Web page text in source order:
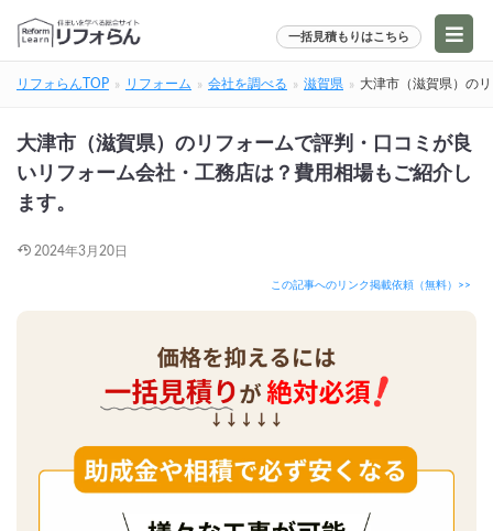
一括見積もりはこちら
リフォらんTOP リフォーム 会社を調べる 滋賀県 大津市（滋賀県）の
大津市（滋賀県）のリフォームで評判・口コミが良
いリフォーム会社・工務店は？費用相場もご紹介し
ます。
2024年3月20日
この記事へのリンク掲載依頼（無料）>>